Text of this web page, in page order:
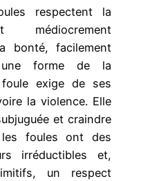
respectent la
bonté, facilement
une forme de la
exige de ses
la violence. Elle
et craindre
foules ont des
irréductibles et,
un respect